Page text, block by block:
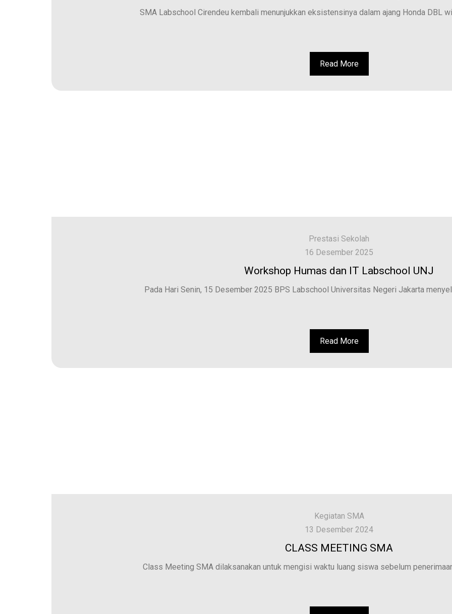
SMA Labschool Cirendeu kembali menunjukkan eksistensinya dalam ajang Honda DBL
Read More
Prestasi Sekolah
16 Desember 2025
Workshop Humas dan IT Labschool UNJ
Pada Hari Senin, 15 Desember 2025 BPS Labschool Universitas Negeri Jakarta
Read More
Kegiatan SMA
13 Desember 2024
CLASS MEETING SMA
Class Meeting SMA dilaksanakan untuk mengisi waktu luang siswa sebelum